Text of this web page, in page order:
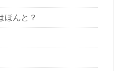
ほんと？